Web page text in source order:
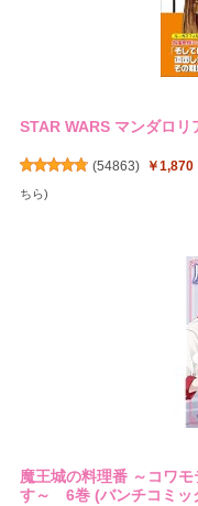
STAR WARS マンダロ
(54863) ￥1,870
ちら)
魔王城の料理番 ～コワ
す～ 6巻 (バンチコミッ